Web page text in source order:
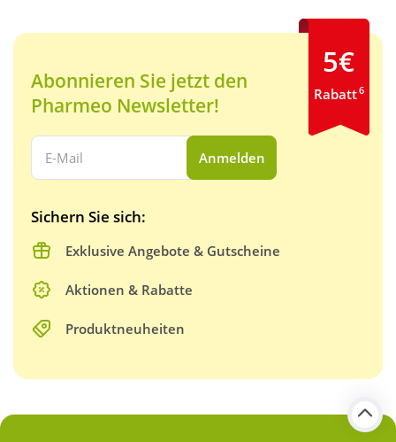
Abonnieren Sie jetzt den
Pharmeo Newsletter!
Ihre E-Mail Adresse:
Anmelden
Sichern Sie sich:
Exklusive Angebote & Gutscheine
Aktionen & Rabatte
Produktneuheiten
5€
Rabatt6